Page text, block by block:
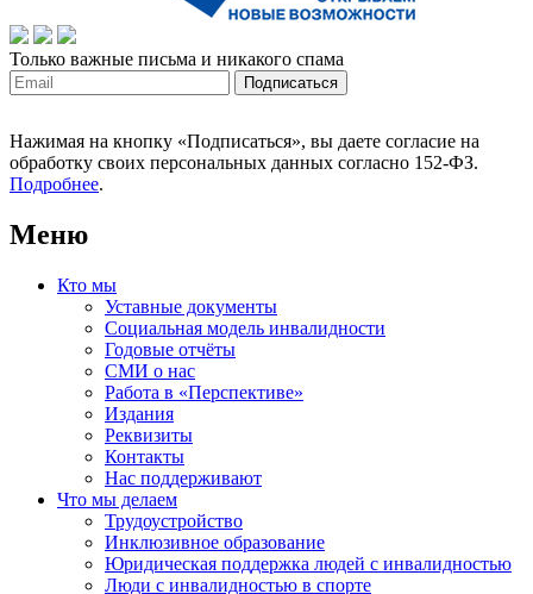
Только важные письма и никакого спама
Нажимая на кнопку «Подписаться», вы даете согласие на
обработку своих персональных данных согласно 152-ФЗ.
Подробнее.
Меню
Кто мы
Уставные документы
Социальная модель инвалидности
Годовые отчёты
СМИ о нас
Работа в «Перспективе»
Издания
Реквизиты
Контакты
Нас поддерживают
Что мы делаем
Трудоустройство
Инклюзивное образование
Юридическая поддержка людей с инвалидностью
Люди с инвалидностью в спорте